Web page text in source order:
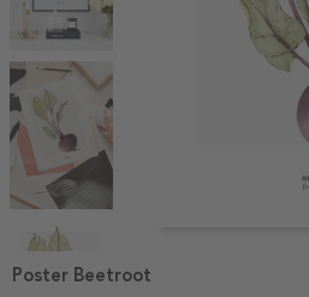
1
Poster Beetroot